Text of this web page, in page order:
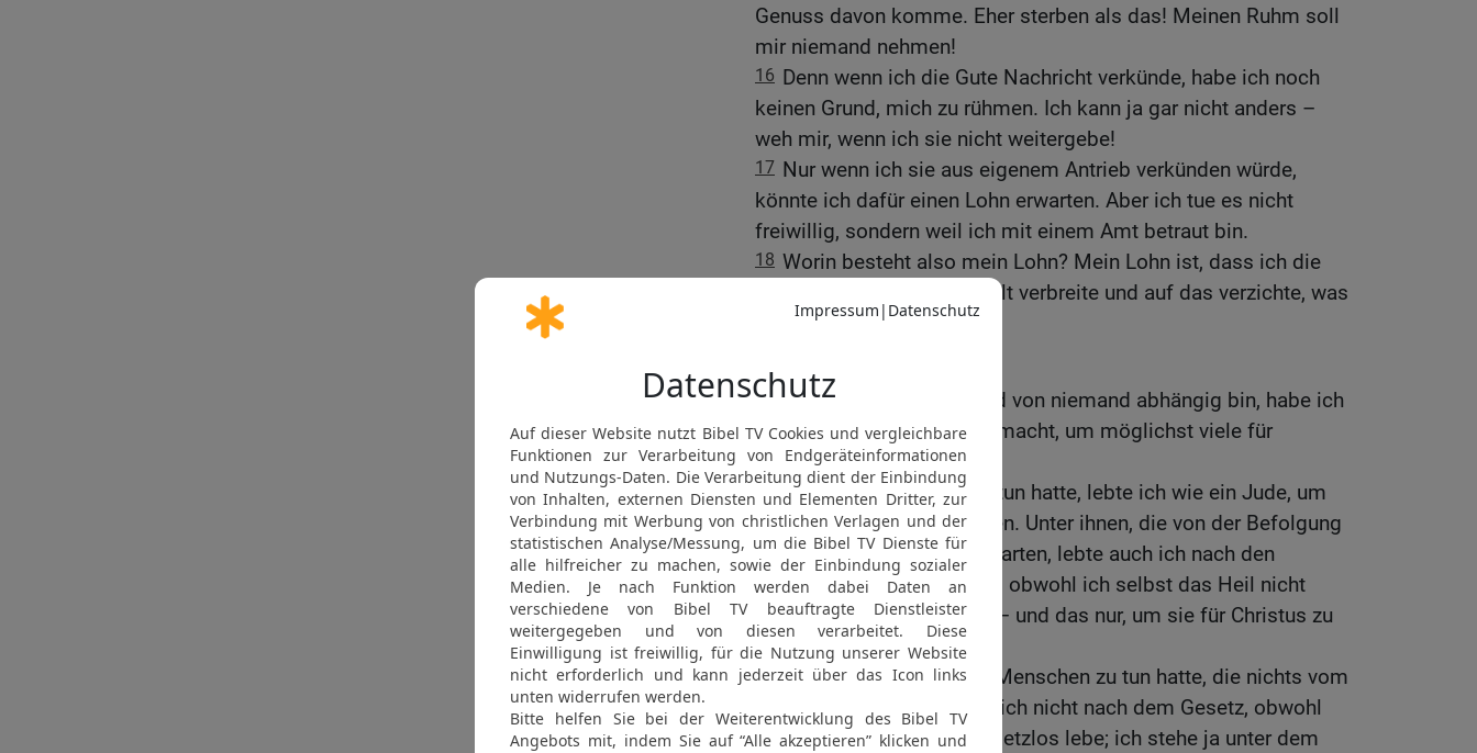
Genuss davon komme. Eher sterben als das! Meinen Ruhm soll
mir niemand nehmen!
16 Denn wenn ich die Gute Nachricht verkünde, habe ich noch
keinen Grund, mich zu rühmen. Ich kann ja gar nicht anders –
weh mir, wenn ich sie nicht weitergebe!
17 Nur wenn ich sie aus eigenem Antrieb verkünden würde,
könnte ich dafür einen Lohn erwarten. Aber ich tue es nicht
freiwillig, sondern weil ich mit einem Amt betraut bin.
18 Worin besteht also mein Lohn? Mein Lohn ist, dass ich die
Gute Nachricht ohne Entgelt verbreite und auf das verzichte, was
mir dafür zusteht.
Frei zum Dienst an allen
19 Obwohl ich also frei und von niemand abhängig bin, habe ich
mich zum Sklaven aller gemacht, um möglichst viele für
Christus zu gewinnen.
Wenn ich mit Juden zu tun hatte, lebte ich wie ein Jude, um
sie für Christus zu gewinnen. Unter ihnen, die von der Befolgung
des Gesetzes das Heil erwarten, lebte auch ich nach den
Vorschriften des Gesetzes, obwohl ich selbst das Heil nicht
mehr vom Gesetz erwarte – und das nur, um sie für Christus zu
gewinnen.
21 Wenn ich dagegen mit Menschen zu tun hatte, die nichts vom
Gesetz wissen, lebte auch ich nicht nach dem Gesetz, obwohl
ich doch vor Gott nicht gesetzlos lebe; ich stehe ja unter dem